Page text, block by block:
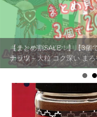
キテンゲ◇ハイクオリティ
新登場
【まとめ割SALE！】【3個
ナッツ～大粒 コク深い まろ